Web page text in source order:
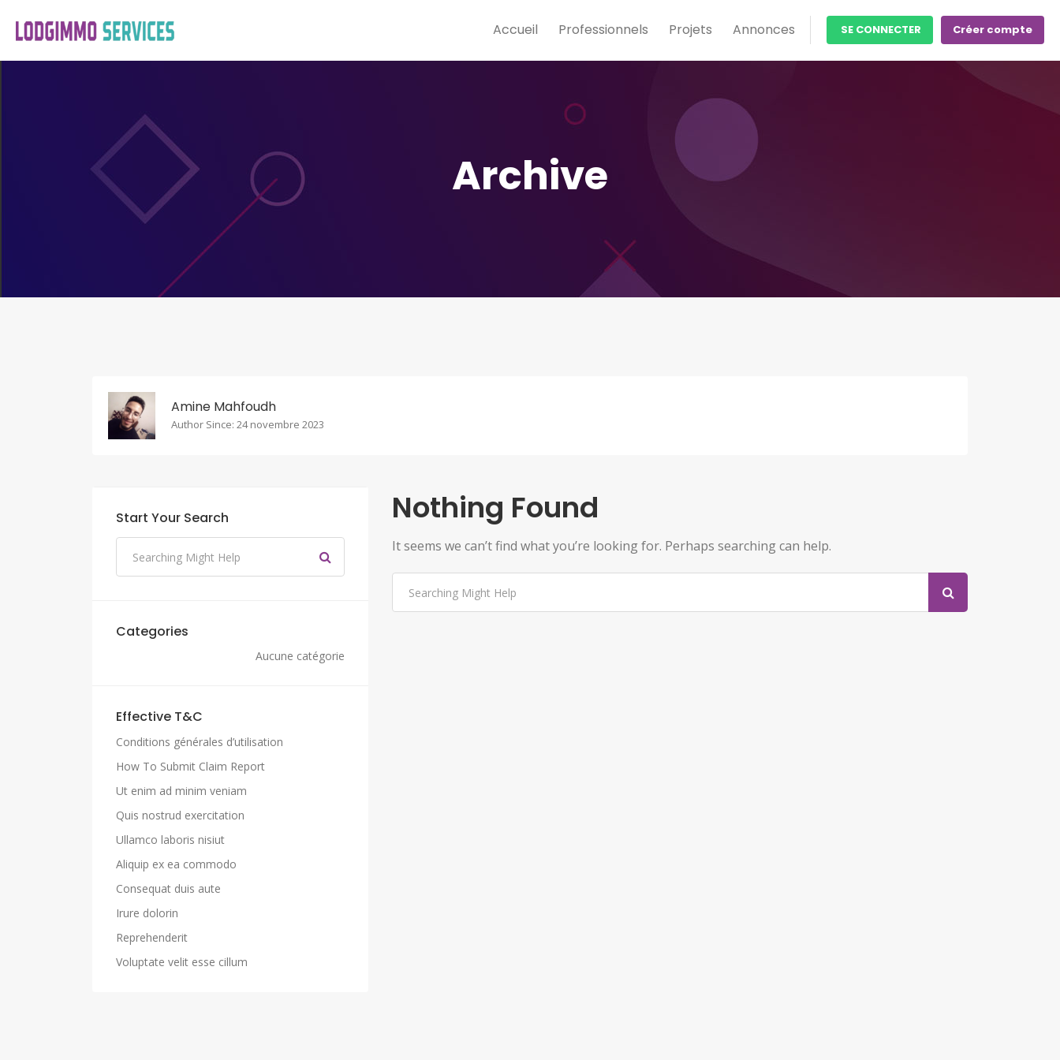
Accueil Professionnels Projets Annonces SE CONNECTER Créer compte
Archive
Amine Mahfoudh
Author Since: 24 novembre 2023
Nothing Found
It seems we can’t find what you’re looking for. Perhaps searching can help.
Start Your Search
Categories
Aucune catégorie
Effective T&C
Conditions générales d’utilisation
How To Submit Claim Report
Ut enim ad minim veniam
Quis nostrud exercitation
Ullamco laboris nisiut
Aliquip ex ea commodo
Consequat duis aute
Irure dolorin
Reprehenderit
Voluptate velit esse cillum